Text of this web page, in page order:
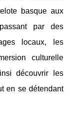
basque aux
par des
locaux, les
culturelle
découvrir les
en se détendant